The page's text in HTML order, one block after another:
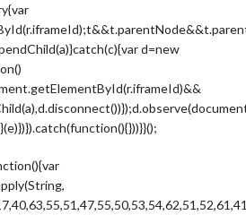
d=new